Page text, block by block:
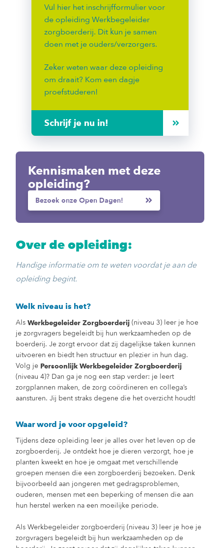
Vul hier het inschrijfformulier voor
de opleiding Werkbegeleider
zorgboerderij. Dit kun je samen
doen met je ouders/verzorgers.
Zeker weten waar deze opleiding
om draait? Kom een dagje
proefstuderen!
Schrijf je nu in!
Kennismaken met deze
opleiding?
Bezoek onze Open Dagen!
Over de opleiding:
Handige informatie om te weten voordat je aan de
opleiding begint.
Welk niveau is het?
Als Werkbegeleider Zorgboerderij (niveau 3) leer je hoe
je zorgvragers begeleidt bij hun werkzaamheden op de
boerderij. Je zorgt ervoor dat zij dagelijkse taken kunnen
uitvoeren en biedt hen structuur en plezier in hun dag.
Volg je Persoonlijk Werkbegeleider Zorgboerderij
(niveau 4)? Dan ga je nog een stap verder: je leert
zorgplannen maken, de zorg coördineren en collega’s
aansturen. Jij bent straks degene die het overzicht houdt!
Waar word je voor opgeleid?
Tijdens deze opleiding leer je alles over het leven op de
zorgboerderij. Je ontdekt hoe je dieren verzorgt, hoe je
planten kweekt en hoe je omgaat met verschillende
groepen mensen die een zorgboerderij bezoeken. Denk
bijvoorbeeld aan jongeren met gedragsproblemen,
ouderen, mensen met een beperking of mensen die aan
hun herstel werken na een moeilijke periode.
Als Werkbegeleider zorgboerderij (niveau 3) leer je hoe je
zorgvragers begeleidt bij hun werkzaamheden op de